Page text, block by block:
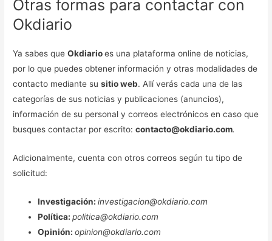
Otras formas para contactar con
Okdiario
Ya sabes queOkdiarioes una plataforma online de noticias,
por lo que puedes obtener información y otras modalidades de
contacto mediante susitio web. Allí verás cada una de las
categorías de sus noticias y publicaciones (anuncios),
información de su personal y correos electrónicos en caso que
busques contactar por escrito:contacto@okdiario.com.
Adicionalmente, cuenta con otros correos según tu tipo de
solicitud:
Investigación:investigacion@okdiario.com
Política:politica@okdiario.com
Opinión:opinion@okdiario.com